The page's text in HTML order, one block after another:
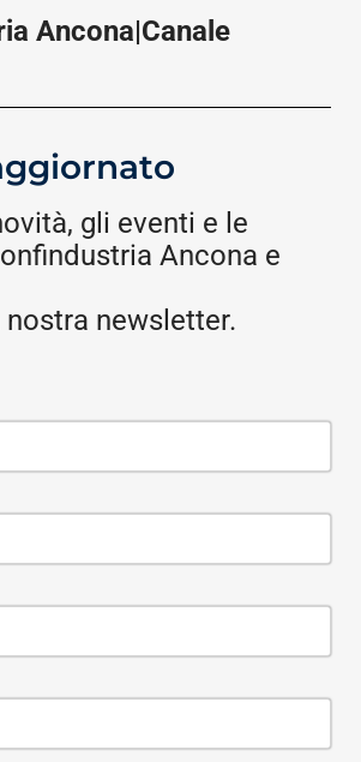
Ancona|Canale
gli eventi e le
Ancona e
newsletter.